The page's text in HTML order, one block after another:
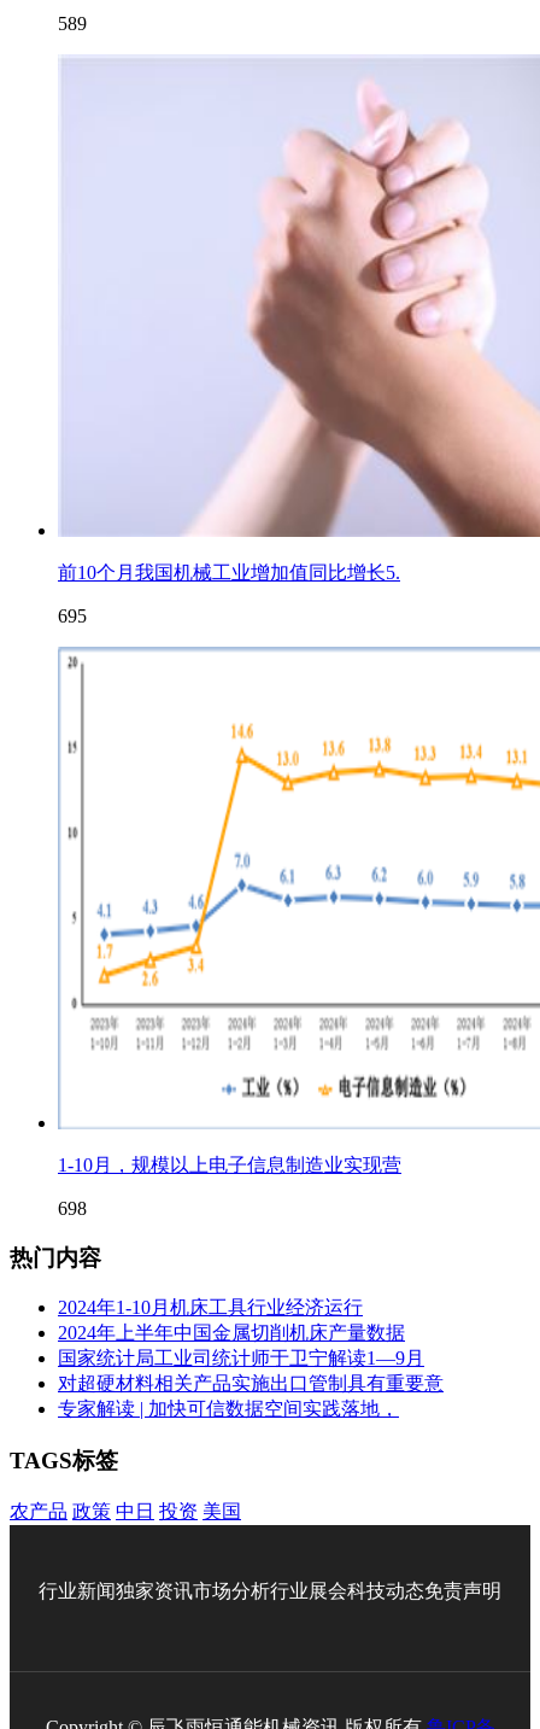
589
前10个月我国机械工业增加值同比增长5.
695
1-10月，规模以上电子信息制造业实现营
698
热门内容
2024年1-10月机床工具行业经济运行
2024年上半年中国金属切削机床产量数据
国家统计局工业司统计师于卫宁解读1—9月
对超硬材料相关产品实施出口管制具有重要意
专家解读 | 加快可信数据空间实践落地，
TAGS标签
农产品 政策 中日 投资 美国
行业新闻独家资讯市场分析行业展会科技动态免责声明